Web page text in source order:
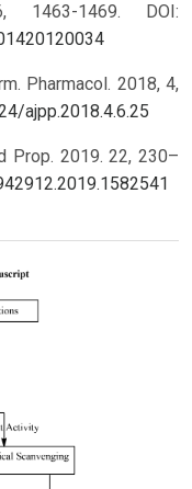
1463-1469.
DOI:
Pharmacol. 2018, 4,
ajpp.2018.4.6.25
Prop. 2019. 22, 230–